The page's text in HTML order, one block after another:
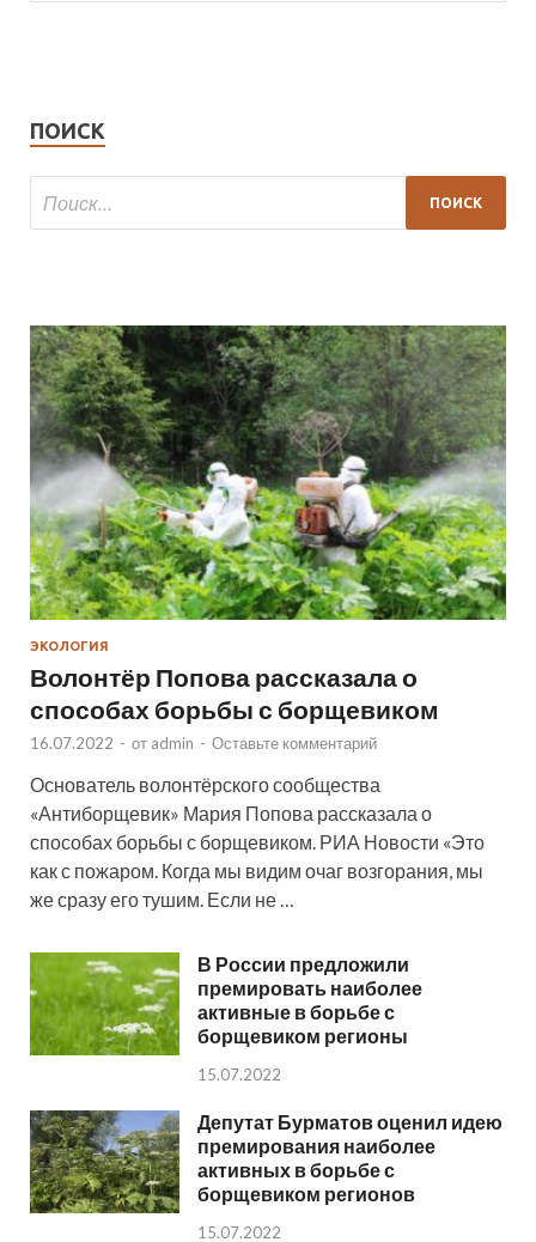
ПОИСК
ЭКОЛОГИЯ
Волонтёр Попова рассказала о
способах борьбы с борщевиком
16.07.2022 - от admin - Оставьте комментарий
Основатель волонтёрского сообщества
«Антиборщевик» Мария Попова рассказала о
способах борьбы с борщевиком. РИА Новости «Это
как с пожаром. Когда мы видим очаг возгорания, мы
же сразу его тушим. Если не …
В России предложили
премировать наиболее
активные в борьбе с
борщевиком регионы
15.07.2022
Депутат Бурматов оценил идею
премирования наиболее
активных в борьбе с
борщевиком регионов
15.07.2022